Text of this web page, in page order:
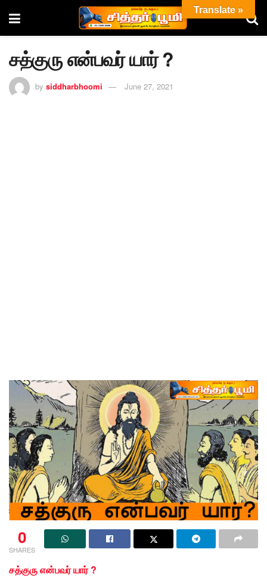
சத்குரு என்பவர் யார் ?
by siddharbhoomi June 27, 2021
0
SHARES
சத்குரு என்பவர் யார் ?
Translate »